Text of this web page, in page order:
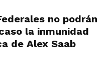
no podrán
la inmunidad
de Alex Saab